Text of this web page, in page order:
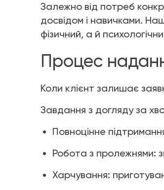
Залежно від потреб
досвідом і навичками.
фізичний, а й
Процес
Коли клієнт залишає
Завдання з догляду за
Повноцінне
Робота з пролежнями:
Харчування: